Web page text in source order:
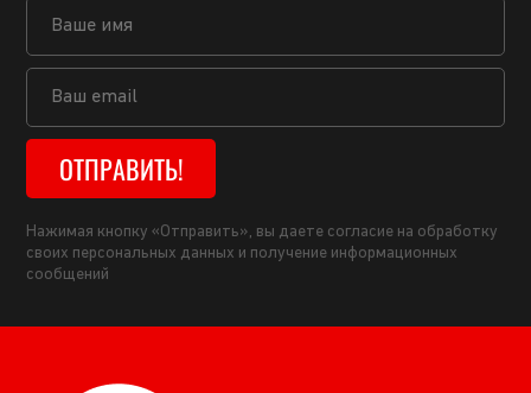
ОТПРАВИТЬ!
Нажимая кнопку «Отправить», вы даете согласие на обработку
своих персональных данных и получение информационных
сообщений